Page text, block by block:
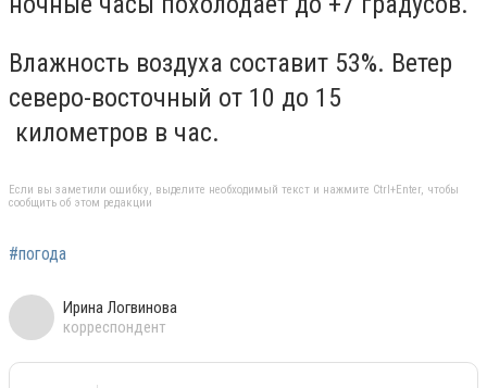
Влажность воздуха составит 53%. Ветер
северо-восточный от 1 0 до 15
километров в час.
Если вы заметили ошибку, выделите необходимый текст и нажмите Ctrl+Enter, чтобы
сообщить об этом редакции
#погода
Ирина Логвинова
корреспондент